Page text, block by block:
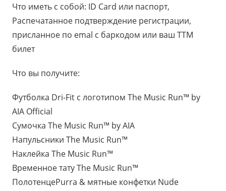
Что иметь с собой: ID Card или паспорт,
Распечатанное подтверждение регистрации,
присланное по emal с баркодом или ваш TTM
билет
Что вы получите:
Футболка Dri-Fit с логотипом The Music Run™ by
AIA Official
Сумочка The Music Run™ by AIA
Напульсники The Music Run™
Наклейка The Music Run™
Временное тату The Music Run™
ПолотенцеPurra & мятные конфетки Nude